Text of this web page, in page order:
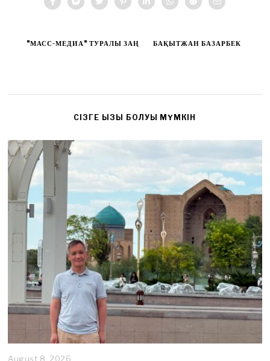
"МАСС-МЕДИА" ТУРАЛЫ ЗАҢ БАҚЫТЖАН БАЗАРБЕК
CІЗГЕ ҚЫЗЫҚ БОЛУЫ МҮМКІН
August 8, 2026